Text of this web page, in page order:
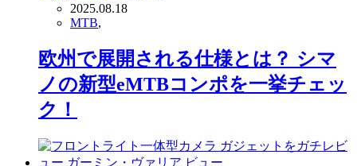
2025.08.18
MTB,
欧州で展開される仕様とは？ シマ
ノの新型eMTBコンポを一挙チェッ
ク！